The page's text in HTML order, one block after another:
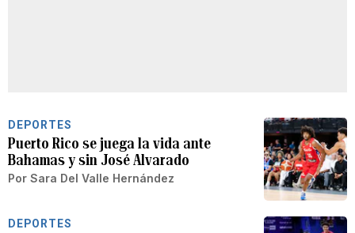
DEPORTES
Puerto Rico se juega la vida ante
Bahamas y sin José Alvarado
Por Sara Del Valle Hernández
DEPORTES